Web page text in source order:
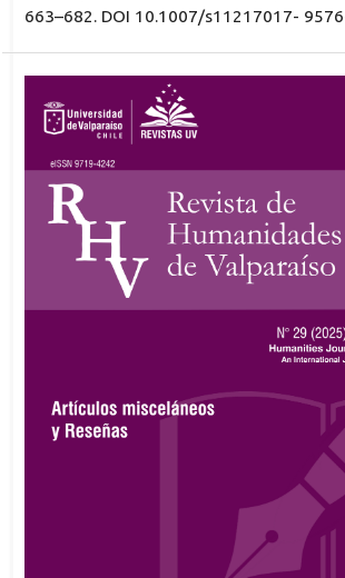
663–682. DOI 10.1007/s11217017-